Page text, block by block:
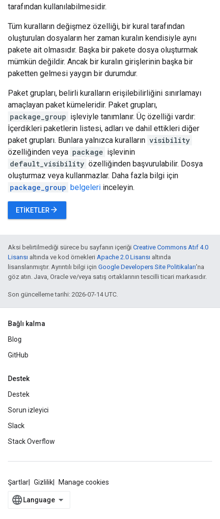
tarafından kullanılabilmesidir.
Tüm kuralların değişmez özelliği, bir kural tarafından
oluşturulan dosyaların her zaman kuralın kendisiyle aynı
pakete ait olmasıdır. Başka bir pakete dosya oluşturmak
mümkün değildir. Ancak bir kuralın girişlerinin başka bir
paketten gelmesi yaygın bir durumdur.
Paket grupları, belirli kuralların erişilebilirliğini sınırlamayı
amaçlayan paket kümeleridir. Paket grupları,
package_group işleviyle tanımlanır. Üç özelliği vardır:
İçerdikleri paketlerin listesi, adları ve dahil ettikleri diğer
paket grupları. Bunlara yalnızca kuralların visibility
özelliğinden veya package işlevinin
default_visibility özelliğinden başvurulabilir. Dosya
oluşturmaz veya kullanmazlar. Daha fazla bilgi için
package_group belgeleri inceleyin.
ETIKETLER arrow_forward
Aksi belirtilmediği sürece bu sayfanın içeriği Creative Commons Atıf 4.0
Lisansı altında ve kod örnekleri Apache 2.0 Lisansı altında
lisanslanmıştır. Ayrıntılı bilgi için Google Developers Site Politikaları'na
göz atın. Java, Oracle ve/veya satış ortaklarının tescilli ticari markasıdır.
Son güncelleme tarihi: 2026-07-14 UTC.
Bağlı kalma
Blog
GitHub
Destek
Destek
Sorun izleyici
Slack
Stack Overflow
Şartlar Gizlilik Manage cookies